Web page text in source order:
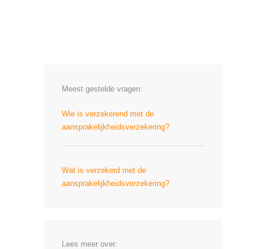
Meest gestelde vragen:
Wie is verzekerend met de
aansprakelijkheidsverzekering?
Wat is verzekerd met de
aansprakelijkheidsverzekering?
Lees meer over: